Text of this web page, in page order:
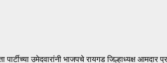
उमेदवारांनी भाजपचे रायगड जिल्हाध्यक्ष आमदार